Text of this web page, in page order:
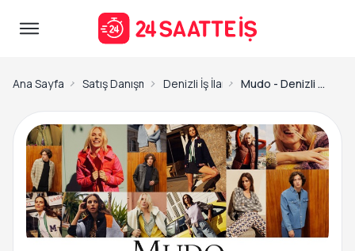
Ana Sayfa Satış Danışmanı İş İlanları
Denizli İş İlanları Mudo - Denizli Forum City-Mağaza Satış Danışmanı